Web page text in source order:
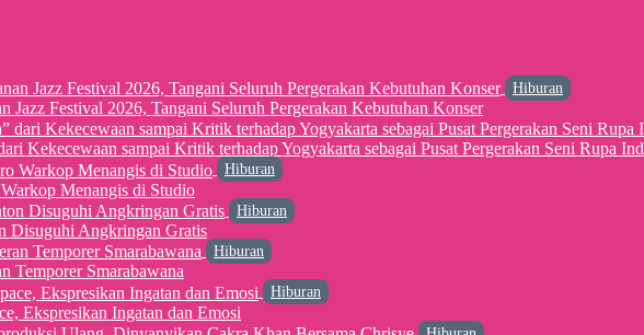
Hiburan
Jazz Festival 2026, Tangani Seluruh Pergerakan Kebutuhan Konser
Kekecewaan sampai Kritik terhadap Yogyakarta sebagai Pusat Pergerakan Seni Rupa
Hiburan
Menangis di Studio
Hiburan
Disuguhi Angkringan Gratis
Hiburan
Temporer Smarabawana
Hiburan
Ekspresikan Ingatan dan Emosi